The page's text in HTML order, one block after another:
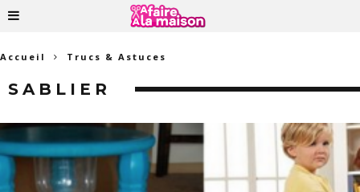
Accueil Trucs & Astuces
SABLIER